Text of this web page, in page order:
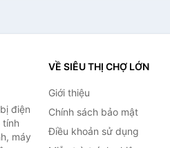
điện
tính
máy
VỀ SIÊU THỊ CHỢ LỚN
Giới thiệu
Chính sách bảo mật
Điều khoản sử dụng